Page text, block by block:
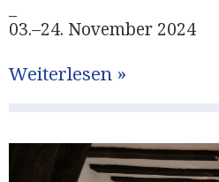
03.–24. November 2024
Weiterlesen »